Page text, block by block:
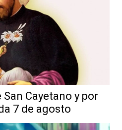
San Cayetano y por
7 de agosto